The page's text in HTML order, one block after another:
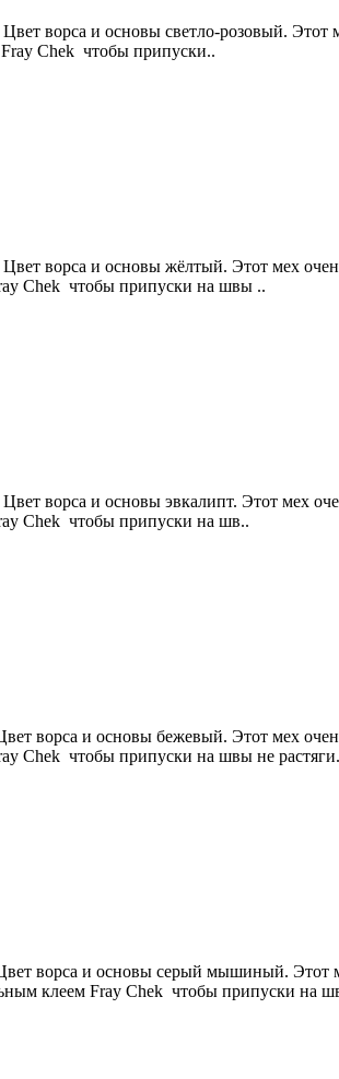
ворса и основы светло-розовый. Этот
Fray Сhek чтобы припуски..
ворса и основы жёлтый. Этот мех
Сhek чтобы припуски на швы ..
ворса и основы эвкалипт. Этот мех
Сhek чтобы припуски на шв..
ворса и основы бежевый. Этот мех
Сhek чтобы припуски на швы не
ворса и основы серый мышиный. Этот
клеем Fray Сhek чтобы припуски на